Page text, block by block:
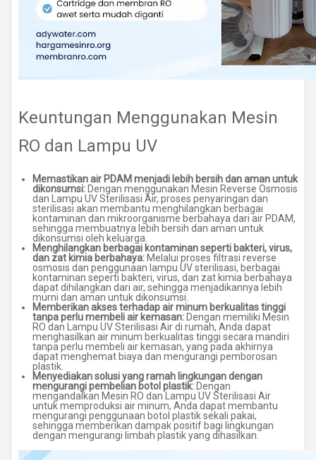
Keuntungan Menggunakan Mesin
RO dan Lampu UV
Memastikan air PDAM menjadi lebih bersih dan aman untuk
dikonsumsi: Dengan menggunakan Mesin Reverse Osmosis
dan Lampu UV Sterilisasi Air, proses penyaringan dan
sterilisasi akan membantu menghilangkan berbagai
kontaminan dan mikroorganisme berbahaya dari air PDAM,
sehingga membuatnya lebih bersih dan aman untuk
dikonsumsi oleh keluarga.
Menghilangkan berbagai kontaminan seperti bakteri, virus,
dan zat kimia berbahaya: Melalui proses filtrasi reverse
osmosis dan penggunaan lampu UV sterilisasi, berbagai
kontaminan seperti bakteri, virus, dan zat kimia berbahaya
dapat dihilangkan dari air, sehingga menjadikannya lebih
murni dan aman untuk dikonsumsi.
Memberikan akses terhadap air minum berkualitas tinggi
tanpa perlu membeli air kemasan: Dengan memiliki Mesin
RO dan Lampu UV Sterilisasi Air di rumah, Anda dapat
menghasilkan air minum berkualitas tinggi secara mandiri
tanpa perlu membeli air kemasan, yang pada akhirnya
dapat menghemat biaya dan mengurangi pemborosan
plastik.
Menyediakan solusi yang ramah lingkungan dengan
mengurangi pembelian botol plastik: Dengan
mengandalkan Mesin RO dan Lampu UV Sterilisasi Air
untuk memproduksi air minum, Anda dapat membantu
mengurangi penggunaan botol plastik sekali pakai,
sehingga memberikan dampak positif bagi lingkungan
dengan mengurangi limbah plastik yang dihasilkan.